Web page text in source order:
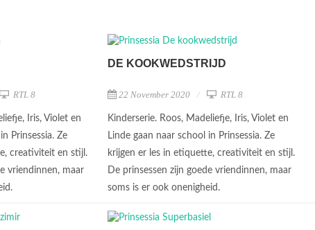
RTL 8
Iris, Violet en
Prinsessia. Ze
creativiteit en stijl.
vriendinnen, maar
DE KOOKWEDSTRIJD
22 November 2020 RTL 8
Kinderserie. Roos, Madeliefje, Iris, Violet en
Linde gaan naar school in Prinsessia. Ze
krijgen er les in etiquette, creativiteit en stijl.
De prinsessen zijn goede vriendinnen, maar
soms is er ook onenigheid.